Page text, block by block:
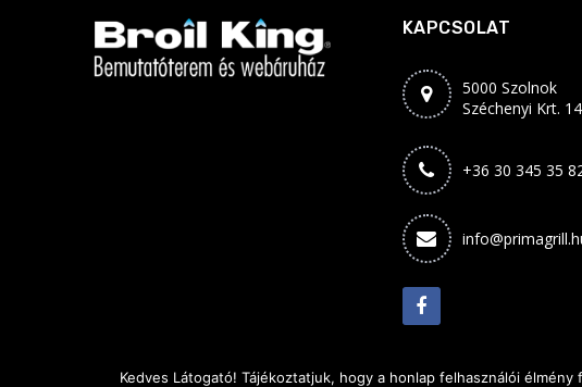
KAPCSOLAT
5000 Szolnok
Széchenyi Krt.
+36 30 345 35
Kedves Látogató! Tájékoztatjuk, hogy a honlap felhasználói